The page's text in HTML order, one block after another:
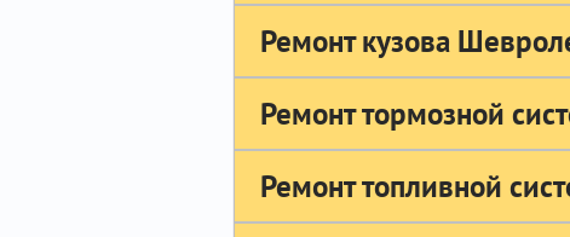
Ремонт кузова
Ремонт тормозной
Ремонт топливной